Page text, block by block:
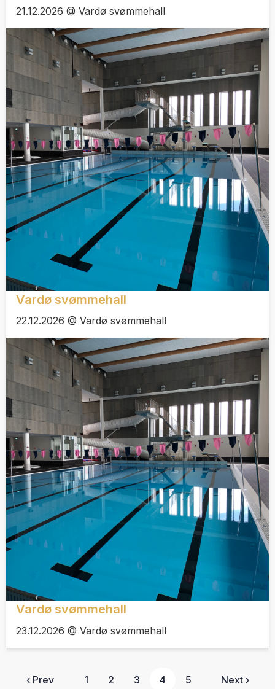
21.12.2026 @ Vardø svømmehall
Vardø svømmehall
22.12.2026 @ Vardø svømmehall
Vardø svømmehall
23.12.2026 @ Vardø svømmehall
‹ Prev 1 2 3 4 5 Next ›